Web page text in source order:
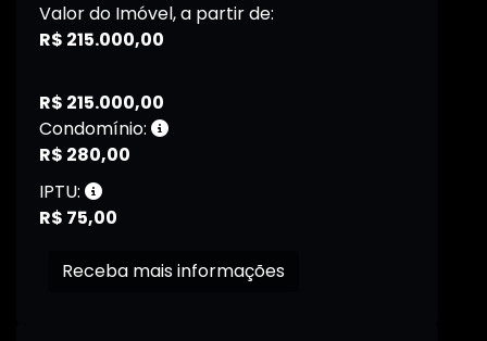
Valor do Imóvel, a partir de:
R$ 215.000,00
R$ 215.000,00
Condomínio:
R$ 280,00
IPTU:
R$ 75,00
Receba mais informações